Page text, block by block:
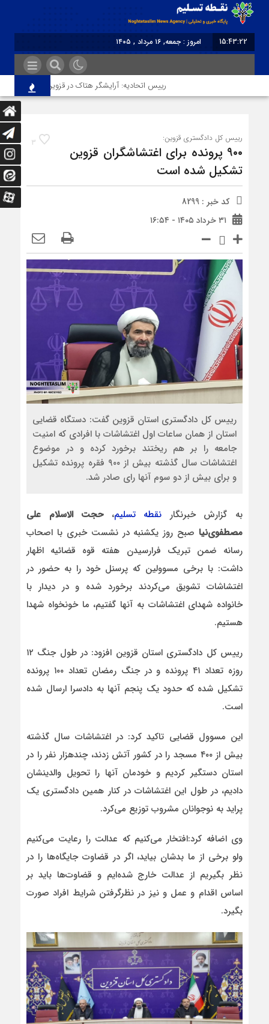
15:43:22
امروز : جمعه, ۱۶ مرداد , ۱۴۰۵
رییس اتحادیه: آرایشگر هتاک در قزوین عضو اتحادیه نبود
3 رییس کل دادگستری قزوین:
۹۰۰ پرونده برای اغتشاشگران قزوین
تشکیل شده است
کد خبر : 8299
۳۱ خرداد ۱۴۰۵ - ۱۶:۵۴
رییس کل دادگستری استان قزوین گفت: دستگاه قضایی
استان از همان ساعات اول اغتشاشات با افرادی که امنیت
جامعه را بر هم ریختند برخورد کرده و در موضوع
اغتشاشات سال گذشته بیش از ۹۰۰ فقره پرونده تشکیل
و برای بیش از دو سوم آنها رای صادر شد.
به گزارش خبرنگار نقطه تسلیم،حجت الاسلام علی
مصطفوی‌نیا صبح روز یکشنبه در نشست خبری با اصحاب
رسانه ضمن تبریک فرارسیدن هفته قوه قضائیه اظهار
داشت: با برخی مسوولین که پرسنل خود را به حضور در
اغتشاشات تشویق می‌کردند برخورد شده و در دیدار با
خانواده شهدای اغتشاشات به آنها گفتیم، ما خونخواه شهدا
هستیم.
رییس کل دادگستری استان قزوین افزود: در طول جنگ ۱۲
روزه تعداد ۴۱ پرونده و در جنگ رمضان تعداد ۱۰۰ پرونده
تشکیل شده که حدود یک پنجم آنها به دادسرا ارسال شده
است.
این مسوول قضایی تاکید کرد: در اغتشاشات سال گذشته
بیش از ۴۰۰ مسجد را در کشور آتش زدند، چندهزار نفر را در
استان دستگیر کردیم و خودمان آنها را تحویل والدینشان
دادیم، در طول این اغتشاشات در کنار همین دادگستری یک
پراید به نوجوانان مشروب توزیع می‌کرد.
وی اضافه کرد:افتخار می‌کنیم که عدالت را رعایت می‌کنیم
ولو برخی از ما بدشان بیاید، اگر در قضاوت جایگاه‌ها را در
نظر بگیریم از عدالت خارج شده‌ایم و قضاوت‌ها باید بر
اساس اقدام و عمل و نیز در نظرگرفتن شرایط افراد صورت
بگیرد.